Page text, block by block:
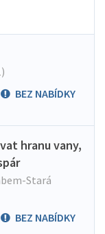
BEZ NABÍDKY
hranu vany,
Stará
BEZ NABÍDKY